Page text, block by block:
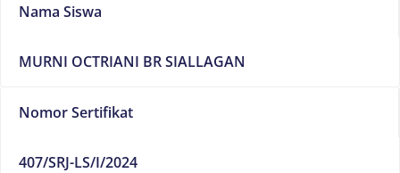
Nama Siswa
MURNI OCTRIANI BR SIALLAGAN
Nomor Sertifikat
407/SRJ-LS/I/2024